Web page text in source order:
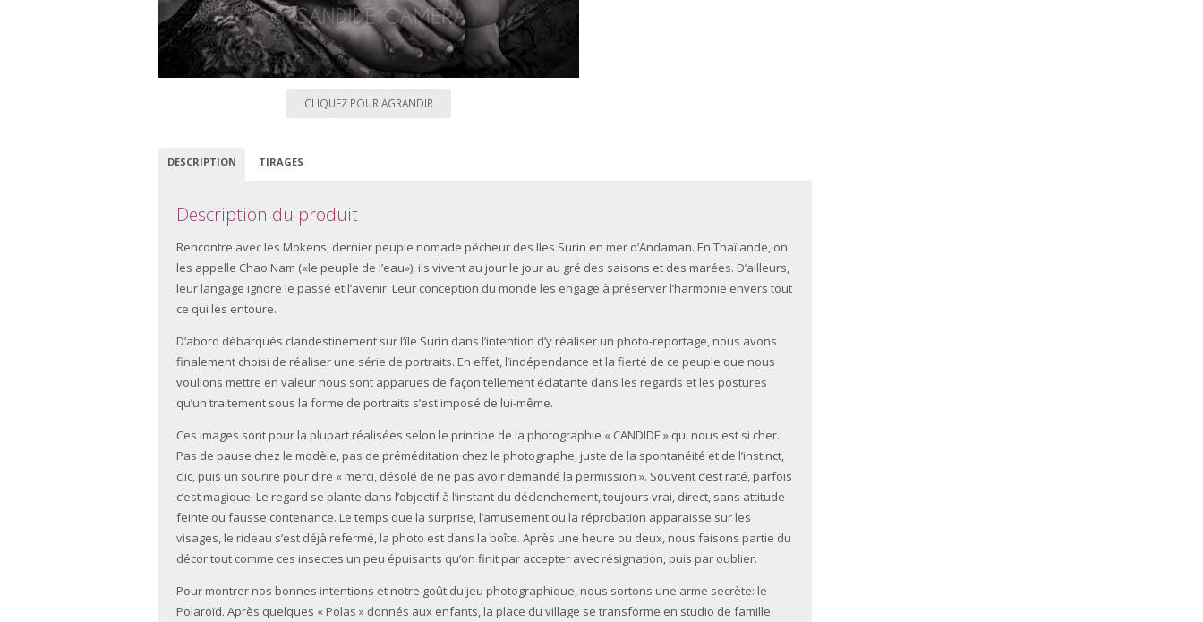
CLIQUEZ POUR AGRANDIR
DESCRIPTION TIRAGES
Description du produit
Rencontre avec les Mokens, dernier peuple nomade pêcheur des Iles Surin en mer d’Andaman. En Thaïlande, on
les appelle Chao Nam («le peuple de l’eau»), ils vivent au jour le jour au gré des saisons et des marées. D’ailleurs,
leur langage ignore le passé et l’avenir. Leur conception du monde les engage à préserver l’harmonie envers tout
ce qui les entoure.
D’abord débarqués clandestinement sur l’île Surin dans l’intention d’y réaliser un photo-reportage, nous avons
finalement choisi de réaliser une série de portraits. En effet, l’indépendance et la fierté de ce peuple que nous
voulions mettre en valeur nous sont apparues de façon tellement éclatante dans les regards et les postures
qu’un traitement sous la forme de portraits s’est imposé de lui-même.
Ces images sont pour la plupart réalisées selon le principe de la photographie « CANDIDE » qui nous est si cher.
Pas de pause chez le modèle, pas de préméditation chez le photographe, juste de la spontanéité et de l’instinct,
clic, puis un sourire pour dire « merci, désolé de ne pas avoir demandé la permission ». Souvent c’est raté, parfois
c’est magique. Le regard se plante dans l’objectif à l’instant du déclenchement, toujours vrai, direct, sans attitude
feinte ou fausse contenance. Le temps que la surprise, l’amusement ou la réprobation apparaisse sur les
visages, le rideau s’est déjà refermé, la photo est dans la boîte. Après une heure ou deux, nous faisons partie du
décor tout comme ces insectes un peu épuisants qu’on finit par accepter avec résignation, puis par oublier.
Pour montrer nos bonnes intentions et notre goût du jeu photographique, nous sortons une arme secrète: le
Polaroïd. Après quelques « Polas » donnés aux enfants, la place du village se transforme en studio de famille.